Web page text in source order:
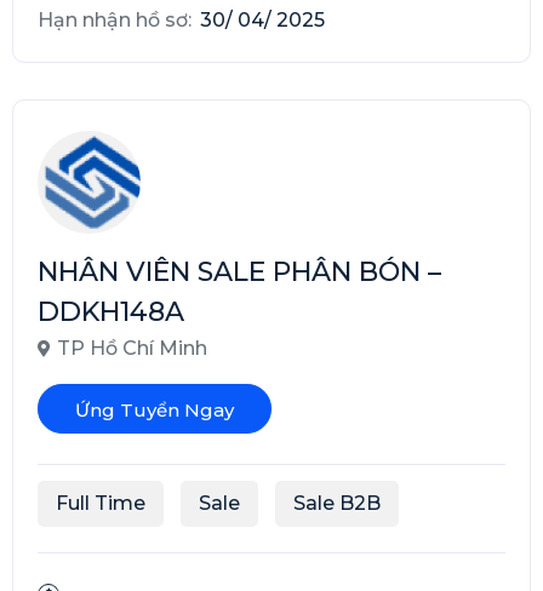
Hạn nhận hồ sơ: 30/ 04/ 2025
NHÂN VIÊN SALE PHÂN BÓN –
DDKH148A
TP Hồ Chí Minh
Ứng Tuyển Ngay
Full Time Sale Sale B2B